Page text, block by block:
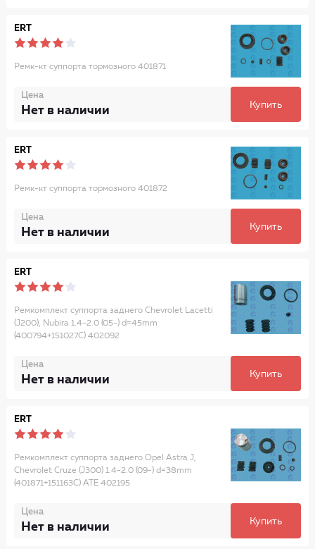
ERT
Ремк-кт суппорта тормозного 401871
Цена
Нет в наличии Купить
ERT
Ремк-кт суппорта тормозного 401872
Цена
Нет в наличии Купить
ERT
Ремкомплект суппорта заднего Chevrolet Lacetti
(J200), Nubira 1.4-2.0 (05-) d=45mm
(400794+151027C) 402092
Цена
Нет в наличии Купить
ERT
Ремкомплект суппорта заднего Opel Astra J,
Chevrolet Cruze (J300) 1.4-2.0 (09-) d=38mm
(401871+151163C) ATE 402195
Цена
Нет в наличии Купить